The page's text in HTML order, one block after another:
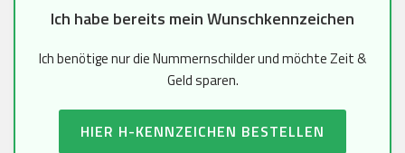
Ich habe bereits mein Wunschkennzeichen
Ich benötige nur die Nummernschilder und möchte Zeit &
Geld sparen.
HIER H-KENNZEICHEN BESTELLEN